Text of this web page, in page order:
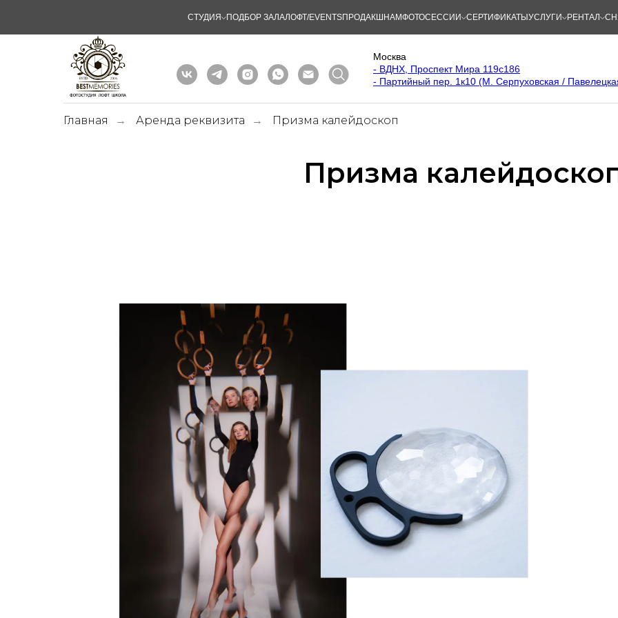
СТУДИЯ ПОДБОР ЗАЛАЛОФТ/EVENTSПРОДАКШНАМФОТОСЕССИИ СЕРТИФИКАТЫ УСЛУГИ РЕНТАЛ
Москва
- ВДНХ, Проспект Мира 119с186
- Партийный пер. 1к10 (М. Серпуховская /
Главная → Аренда реквизита → Призма калейдоскоп
Призма